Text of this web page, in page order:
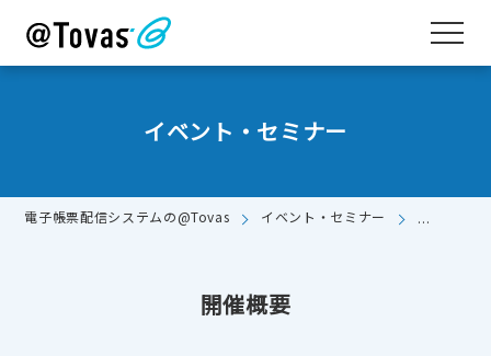
イベント・セミナー
電子帳票配信システムの@Tovas イベント・セミナー
開催概要